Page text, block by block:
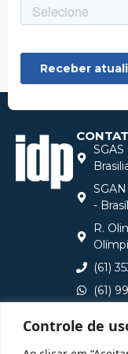
Controle de
-
R.
(61)
(61)